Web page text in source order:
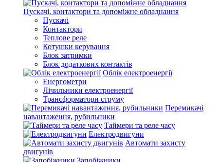
Пускачі, контактори та допоміжне обладнання
Пускачі
Контактори
Теплове реле
Котушки керування
Блок затримки
Блок додаткових контактів
Облік електроенергії
Енергометри
Лічильники електроенергії
Трансформатори струму
Перемикачі
навантаження, рубильники
Таймери та реле часу
Електродвигуни
Автомати захисту
двигунів
Запобіжники